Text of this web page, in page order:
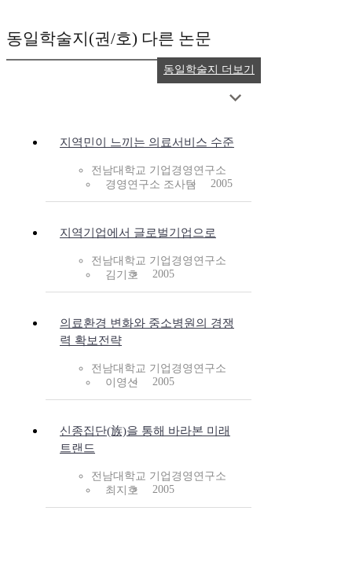
동일학술지(권/호) 다른 논문
지역민이 느끼는 의료서비스 수준
전남대학교 기업경영연구소
경영연구소 조사팀
2005
지역기업에서 글로벌기업으로
전남대학교 기업경영연구소
김기호
2005
의료환경 변화와 중소병원의 경쟁
력 확보전략
전남대학교 기업경영연구소
이영신
2005
신종집단(族)을 통해 바라본 미래
트랜드
전남대학교 기업경영연구소
최지호
2005
동일학술지 더보기